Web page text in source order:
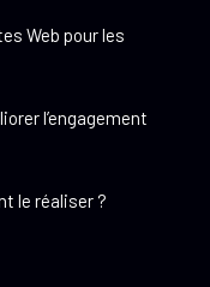
Web pour les
l’engagement
le réaliser ?